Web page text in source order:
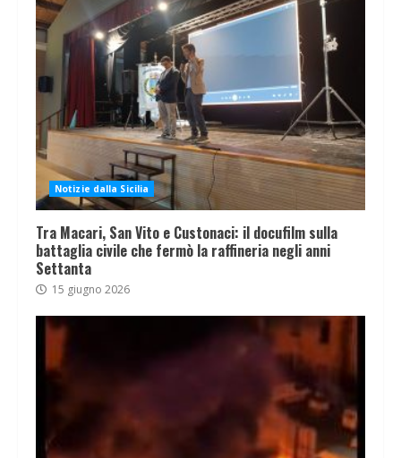
Notizie dalla Sicilia
Tra Macari, San Vito e Custonaci: il docufilm sulla
battaglia civile che fermò la raffineria negli anni
Settanta
15 giugno 2026